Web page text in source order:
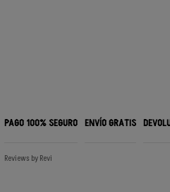
PAGO 100% SEGURO ENVÍO GRATIS
Reviews by Revi